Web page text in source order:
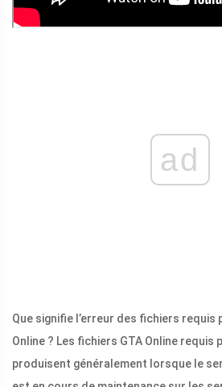
ad
Que signifie l’erreur des fichiers requis
Online ? Les fichiers GTA Online requis
produisent généralement lorsque le